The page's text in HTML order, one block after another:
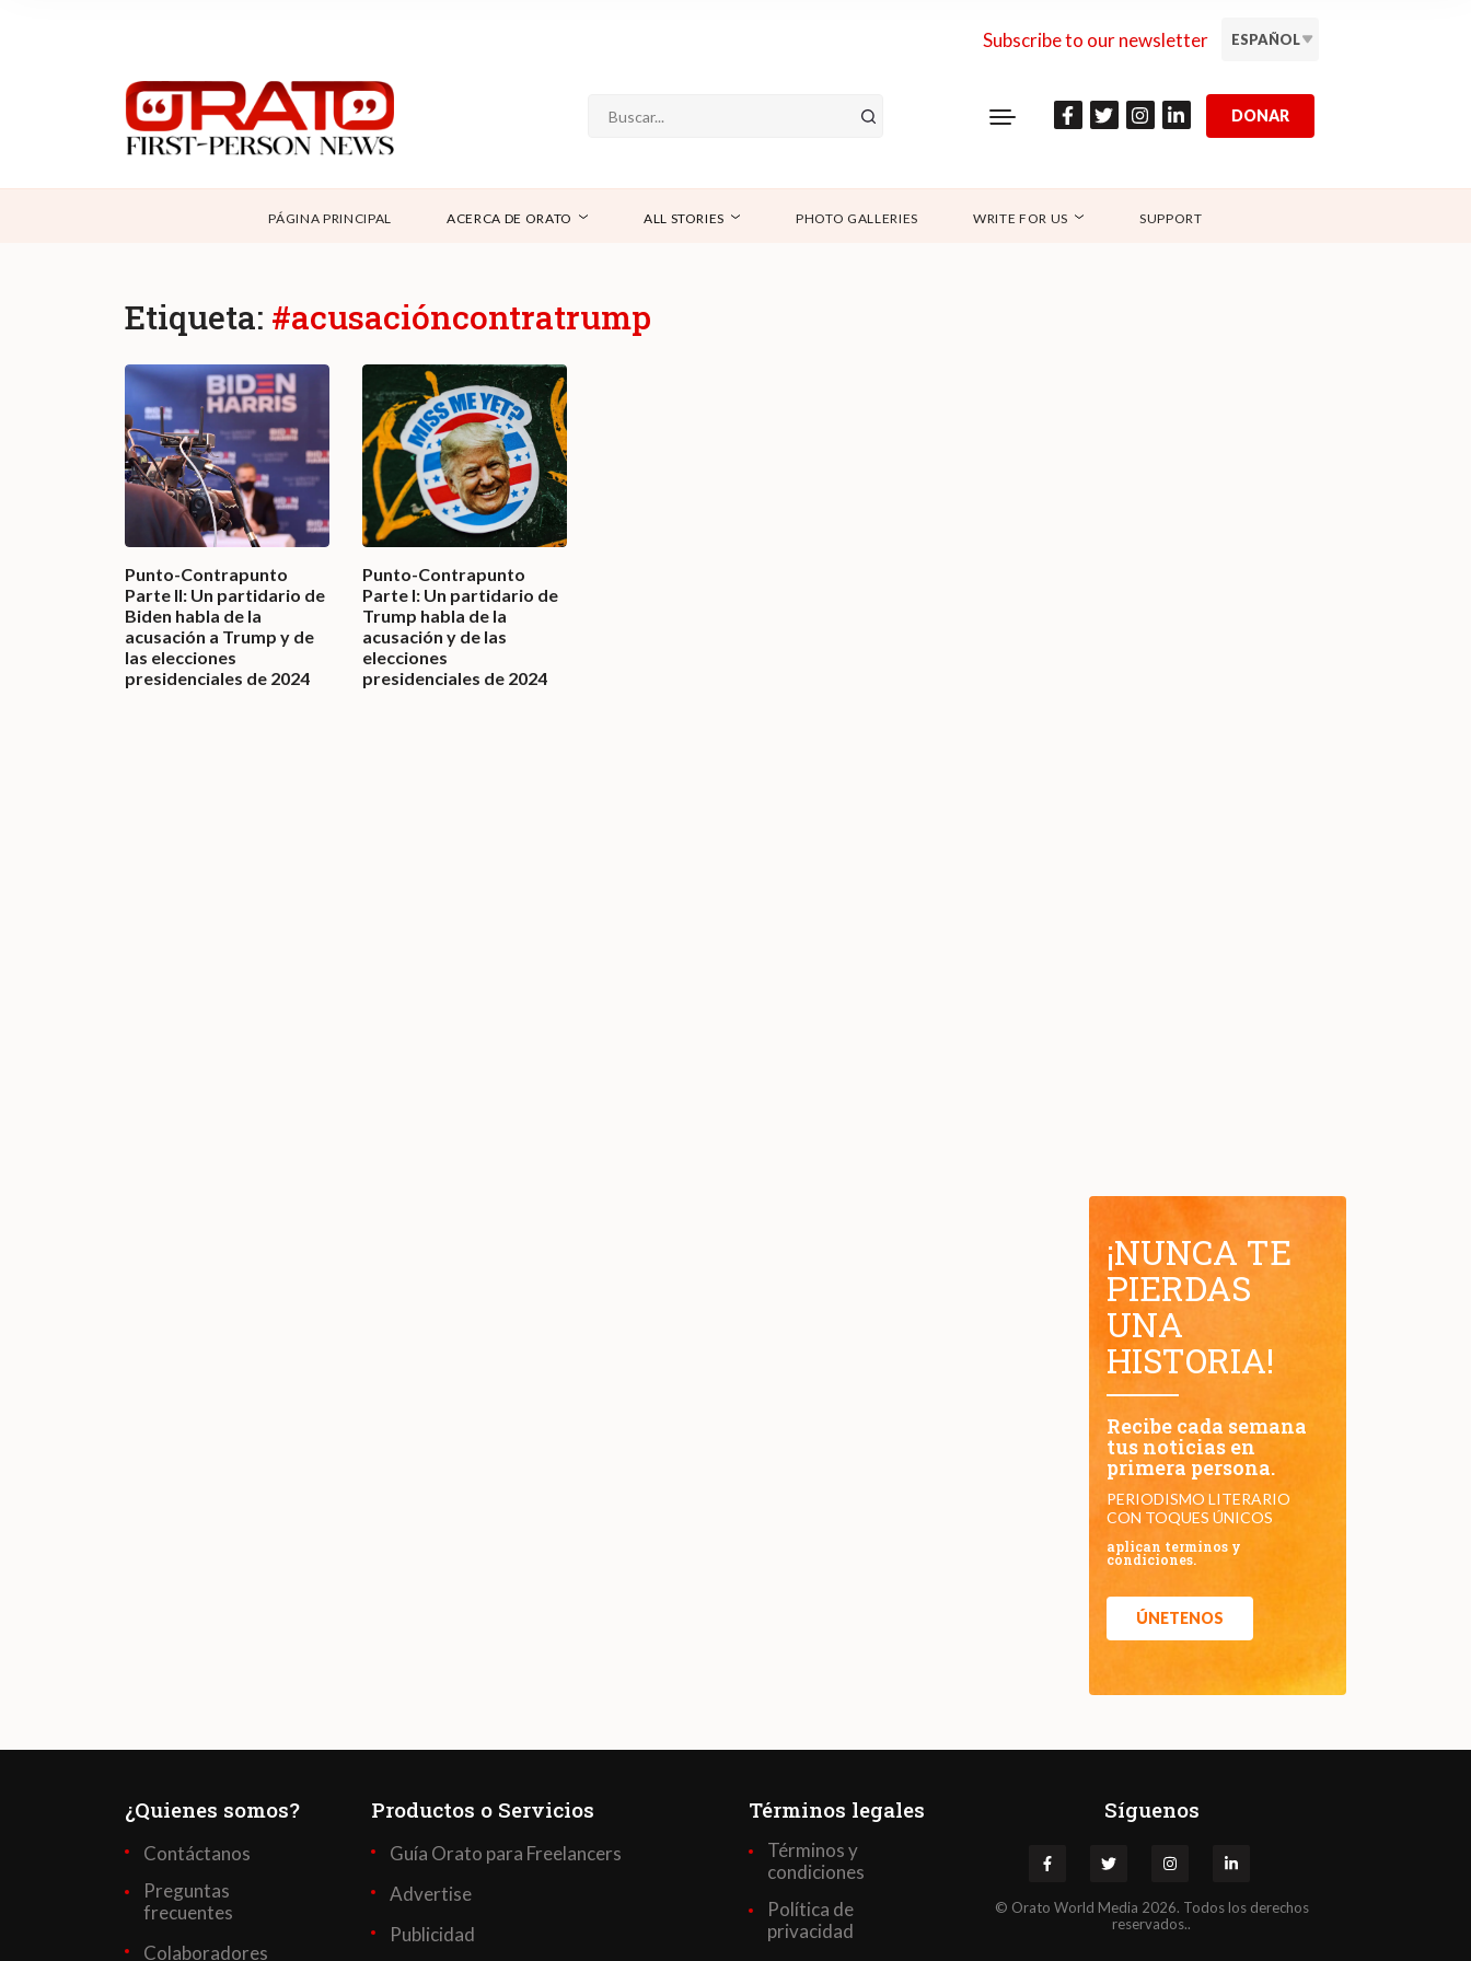
Subscribe to our newsletter ESPAÑOL
SUPPORT
CONTÁCTANOS
DONAR
PÁGINA PRINCIPAL ACERCA DE ORATO ALL STORIES PHOTO GALLERIES WRITE FOR US SUPPORT
Etiqueta: #acusacióncontratrump
Punto-Contrapunto
Parte II: Un partidario de
Biden habla de la
acusación a Trump y de
las elecciones
presidenciales de 2024
Punto-Contrapunto
Parte I: Un partidario de
Trump habla de la
acusación y de las
elecciones
presidenciales de 2024
¡NUNCA TE
PIERDAS
UNA
HISTORIA!
Recibe cada semana
tus noticias en
primera persona.
PERIODISMO LITERARIO
CON TOQUES ÚNICOS
aplican terminos y
condiciones.
ÚNETENOS
¿Quienes somos?
Contáctanos
Preguntas
frecuentes
Colaboradores
Productos o Servicios
Guía Orato para Freelancers
Advertise
Publicidad
Términos legales
Términos y
condiciones
Política de
privacidad
Síguenos
© Orato World Media 2026. Todos los derechos
reservados..